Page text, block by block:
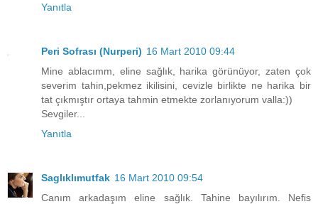
Yanıtla
Peri Sofrası (Nurperi) 16 Mart 2010 09:44
Mine ablacımm, eline sağlık, harika görünüyor, zaten çok
severim tahin,pekmez ikilisini, cevizle birlikte ne harika bir
tat çıkmıştır ortaya tahmin etmekte zorlanıyorum valla:))
Sevgiler...
Yanıtla
Saglıklımutfak 16 Mart 2010 09:54
Canım arkadaşım eline sağlık. Tahine bayılırım. Nefis